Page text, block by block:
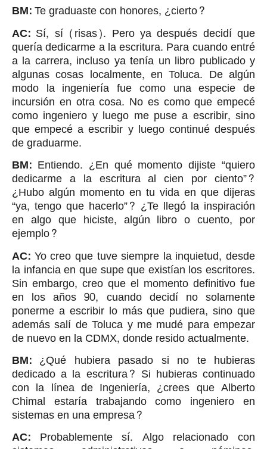
BM:Te graduaste con honores, ¿cierto?
AC: Sí, sí (risas). Pero ya después decidí que
quería dedicarme a la escritura. Para cuando entré
a la carrera, incluso ya tenía un libro publicado y
algunas cosas localmente, en Toluca. De algún
modo la ingeniería fue como una especie de
incursión en otra cosa. No es como que empecé
como ingeniero y luego me puse a escribir, sino
que empecé a escribir y luego continué después
de graduarme.
BM: Entiendo. ¿En qué momento dijiste “quiero
dedicarme a la escritura al cien por ciento”?
¿Hubo algún momento en tu vida en que dijeras
“ya, tengo que hacerlo”? ¿Te llegó la inspiración
en algo que hiciste, algún libro o cuento, por
ejemplo?
AC: Yo creo que tuve siempre la inquietud, desde
la infancia en que supe que existían los escritores.
Sin embargo, creo que el momento definitivo fue
en los años 90, cuando decidí no solamente
ponerme a escribir lo más que pudiera, sino que
además salí de Toluca y me mudé para empezar
de nuevo en la CDMX, donde resido actualmente.
BM: ¿Qué hubiera pasado si no te hubieras
dedicado a la escritura? Si hubieras continuado
con la línea de Ingeniería, ¿crees que Alberto
Chimal estaría trabajando como ingeniero en
sistemas en una empresa?
AC: Probablemente sí. Algo relacionado con